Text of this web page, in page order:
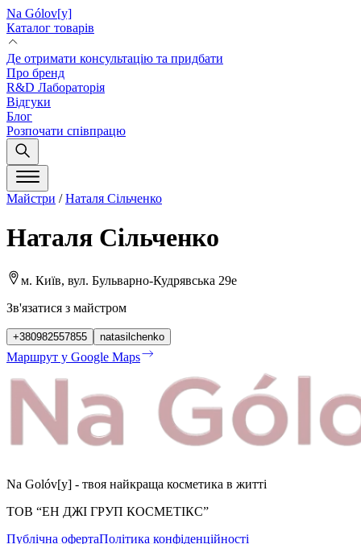
Na Gólov[y]
Каталог товарів
Де отримати консультацію та придбати
Про бренд
R&D Лабораторія
Відгуки
Блог
Розпочати співпрацю
Майстри /Наталя Сільченко
Наталя Сільченко
м. Київ, вул. Бульварно-Кудрявська 29е
Зв'язатися з майстром
+380982557855 natasilchenko
Маршрут у Google Maps
Na Golóv[y] - твоя найкраща косметика в житті
ТОВ “ЕН ДЖІ ГРУП КОСМЕТІКС”
Публічна офертаПолітика конфіденційності